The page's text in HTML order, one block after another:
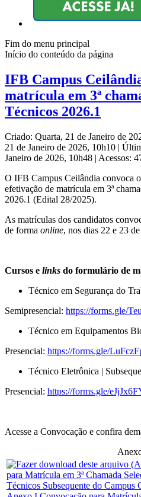
Fim do menu principal
Início do conteúdo da página
IFB Campus
matrícula em 3ª
Técnicos 2026.1
Criado: Quarta, 21 de Janeiro de
21 de Janeiro de 2026, 10h10 |
Janeiro de 2026, 10h48 | Acessos:
O IFB Campus Ceilândia convoca
efetivação de matrícula em 3ª
2026.1 (Edital 28/2025).
As matrículas dos candidatos
de forma online, nos dias 22 e 23
Cursos e links do formulário de
Técnico em Segurança do
Semipresencial: https://forms.gle/
Técnico em Equipamentos
Presencial: https://forms.gle/
Técnico Eletrônica |
Presencial: https://forms.gle/
Acesse a Convocação e confira